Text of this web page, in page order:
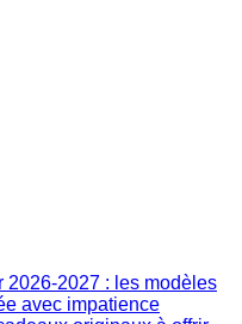
2027 : les modèles
avec impatience